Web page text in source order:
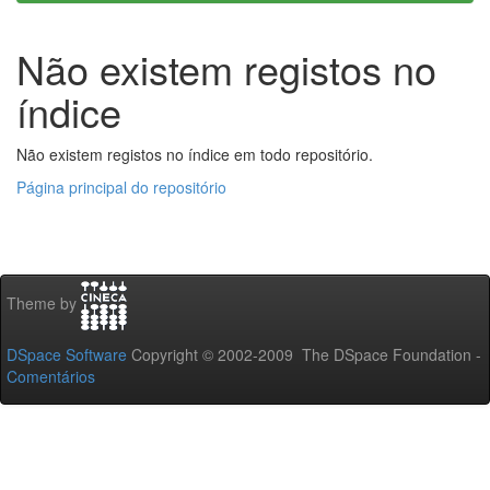
Não existem registos no
índice
Não existem registos no índice em todo repositório.
Página principal do repositório
Theme by
DSpace Software Copyright © 2002-2009 The DSpace Foundation -
Comentários